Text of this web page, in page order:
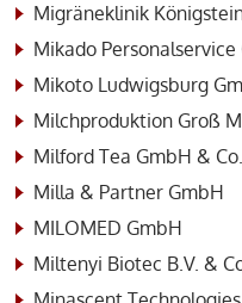
Migräneklinik
Mikado Personalservice
Mikoto Ludwigsburg
Milchproduktion Groß
Milford Tea GmbH &
Milla & Partner GmbH
MILOMED GmbH
Miltenyi Biotec B.V. &